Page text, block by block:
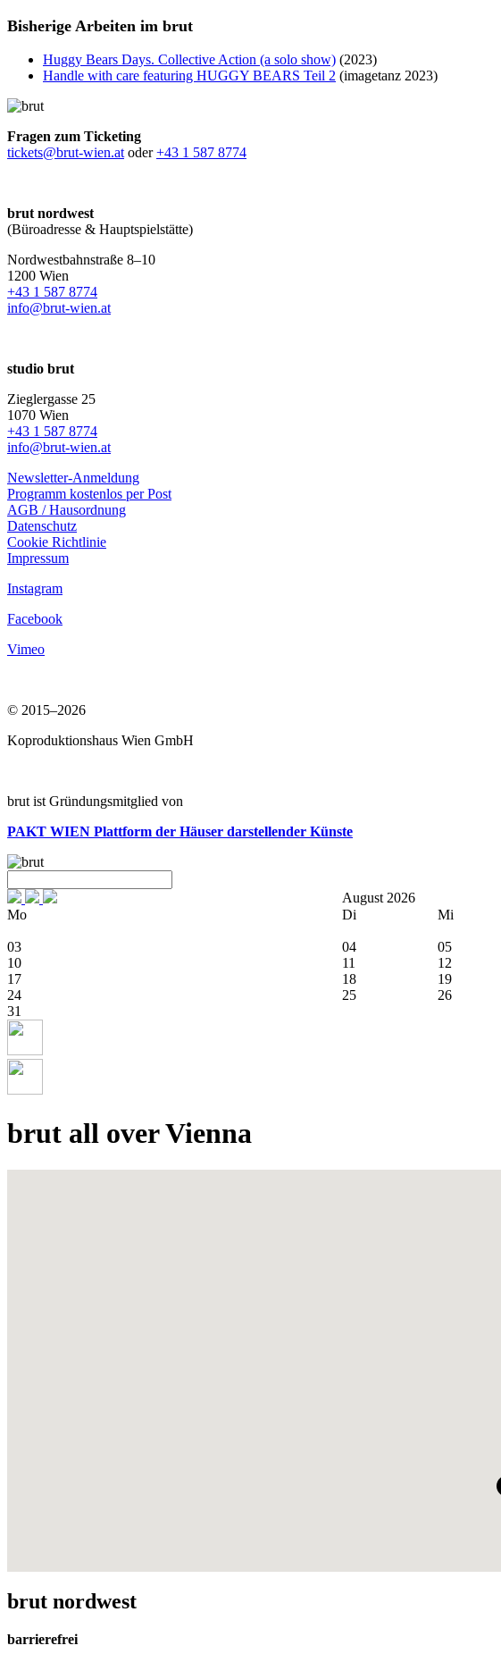
Bisherige Arbeiten im brut
Huggy Bears Days. Collective Action (a solo show) (2023)
Handle with care featuring HUGGY BEARS Teil 2 (imagetanz 2023)
Fragen zum Ticketing
tickets@brut-wien.at oder+43 1 587 8774
brut nordwest
(Büroadresse & Hauptspielstätte)
Nordwestbahnstraße 8–10
1200 Wien
+43 1 587 8774
info@brut-wien.at
studio brut
Zieglergasse 25
1070 Wien
+43 1 587 8774
info@brut-wien.at
Newsletter-Anmeldung
Programm kostenlos per Post
AGB / Hausordnung
Datenschutz
Cookie Richtlinie
Impressum
Instagram
Facebook
Vimeo
© 2015–2026
Koproduktionshaus Wien GmbH
brut ist Gründungsmitglied von
PAKT WIEN Plattform der Häuser darstellender Künste
August 2026
Mo
Di Mi
03
04 05
10
11 12
17
18 19
24
25 26
31
brut all over Vienna
brut nordwest
barrierefrei